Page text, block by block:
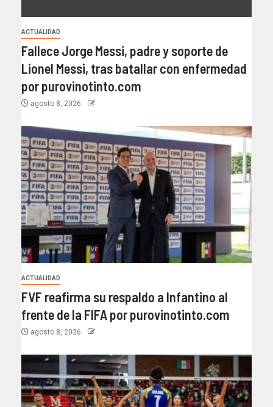
ACTUALIDAD
Fallece Jorge Messi, padre y soporte de
Lionel Messi, tras batallar con enfermedad
por purovinotinto.com
agosto 8, 2026
ACTUALIDAD
FVF reafirma su respaldo a Infantino al
frente de la FIFA por purovinotinto.com
agosto 8, 2026